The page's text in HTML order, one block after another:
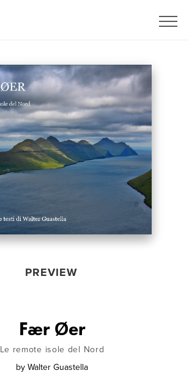
PREVIEW
Fær Øer
Le remote isole del Nord
by Walter Guastella